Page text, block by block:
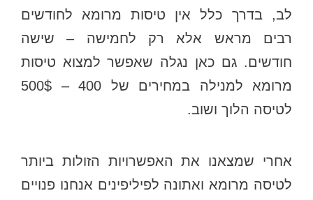
לב, בדרך כלל אין טיסות מרומא לחודשים
רבים מראש אלא רק לחמישה – שישה
חודשים. גם כאן נגלה שאפשר למצוא טיסות
מרומא למנילה במחירים של 400 – 500$
לטיסה הלוך ושוב.
אחרי שמצאנו את האפשרויות הזולות ביותר
לטיסה מרומא ואתונה לפיליפינים אנחנו פנויים